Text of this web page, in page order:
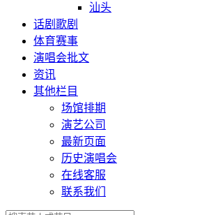
汕头
话剧歌剧
体育赛事
演唱会批文
资讯
其他栏目
场馆排期
演艺公司
最新页面
历史演唱会
在线客服
联系我们